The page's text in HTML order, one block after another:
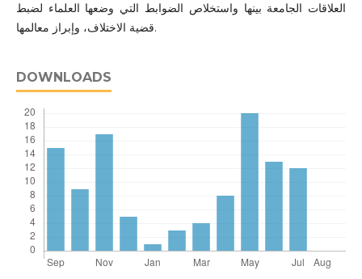
العلاقات الجامعة بينها واستخلاص الضوابط التي وضعها العلماء لضبط
قضية الاختلاف، وإبراز معالمها.
DOWNLOADS